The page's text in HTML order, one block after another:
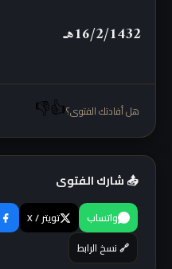
16/2/1432هـ
هل أفادتك الفتوى؟👍
👎
📤 شارك الفتوى
واتساب تويتر / X
🔗 نسخ الرابط